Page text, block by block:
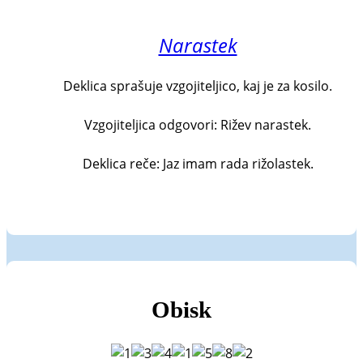
Narastek
Deklica sprašuje vzgojiteljico, kaj je za kosilo.
Vzgojiteljica odgovori: Rižev narastek.
Deklica reče: Jaz imam rada rižolastek.
Obisk